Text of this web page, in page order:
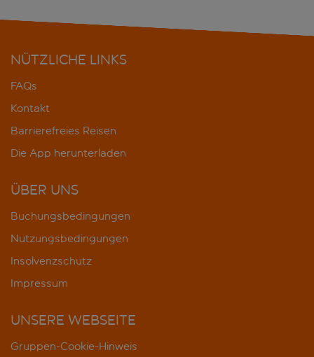
NÜTZLICHE LINKS
FAQs
Kontakt
Barrierefreies Reisen
Die App herunterladen
ÜBER UNS
Buchungsbedingungen
Nutzungsbedingungen
Insolvenzschutz
Impressum
UNSERE WEBSEITE
Gruppen-Cookie-Hinweis